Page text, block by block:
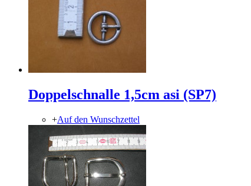
Doppelschnalle 1,5cm asi (SP7)
+Auf den Wunschzettel